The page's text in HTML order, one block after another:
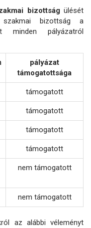
bizottságülését
bizottság a
minden pályázatról
pályázat
támogatottsága
támogatott
támogatott
támogatott
támogatott
nem támogatott
nem támogatott
az alábbi véleményt